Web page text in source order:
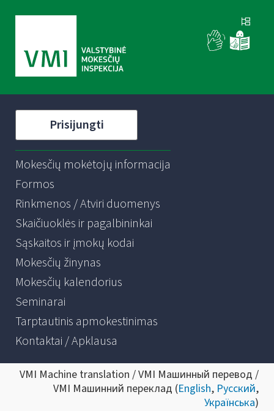
Prisijungti
Mokesčių mokėtojų informacija
Formos
Rinkmenos / Atviri duomenys
Skaičiuoklės ir pagalbininkai
Sąskaitos ir įmokų kodai
Mokesčių žinynas
Mokesčių kalendorius
Seminarai
Tarptautinis apmokestinimas
Kontaktai / Apklausa
VMI Machine translation / VMI Машинный перевод /
VMI Машинний переклад (English, Русский,
Українська)